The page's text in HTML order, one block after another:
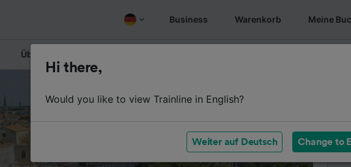
Business Warenkorb Meine
Überblick
Hi there,
Would you like to view Trainline in English?
Weiter auf Deutsch Change to